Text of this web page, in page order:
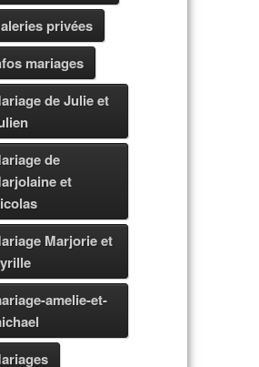
privées
mariages
de Julie et
de
et
Marjorie et
amelie-et-